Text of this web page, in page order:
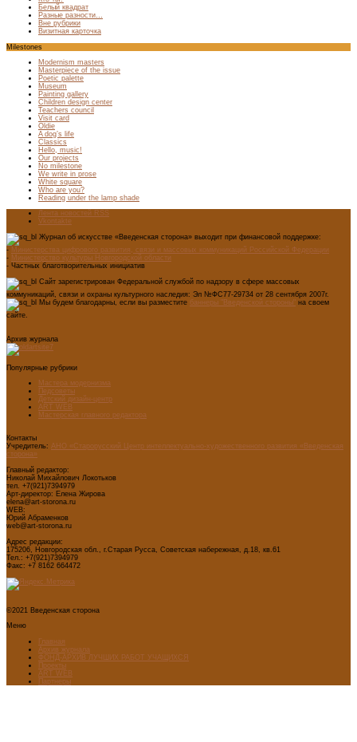
Белый квадрат
Разные разности…
Вне рубрики
Визитная карточка
Milestones
Modernism masters
Masterpiece of the issue
Poetic palette
Museum
Painting gallery
Children design center
Teachers council
Visit card
Oldie
A dog’s life
Classics
Hello, music!
Our projects
No milestone
We write in prose
White square
Who are you?
Reading under the lamp shade
Лента новостей RSS
Vkontakte
Журнал об искусстве «Введенская сторона» выходит при финансовой поддержке:
- Министерства цифрового развития, связи и массовых коммуникаций Российской Федерации
- Министерство культуры Новгородской области
- Частных благотворительных инициатив
Сайт зарегистрирован Федеральной службой по надзору в сфере массовых
коммуникаций, связи и охраны культурного наследия: Эл №ФС77-29734 от 28 сентября 2007г.
Мы будем благодарны, если вы разместите баннеры "Введенской стороны" на своем
сайте.
Архив журнала
Популярные рубрики
Мастера модернизма
Педсоветы
Детский дизайн-центр
ART WEB
Мастерская главного редактора
Контакты
Учредитель: АНО «Старорусский Центр интеллектуально-художественного развития «Введенская
сторона»
Главный редактор:
Николай Михайлович Локотьков
тел. +7(921)7394979
Арт-директор: Елена Жирова
elena@art-storona.ru
WEB:
Юрий Абраменков
web@art-storona.ru
Адрес редакции:
175206, Новгородская обл., г.Старая Русса, Советская набережная, д.18, кв.61
Тел.: +7(921)7394979
Факс: +7 8162 664472
©2021 Введенская сторона
Меню
Главная
Архив журнала
ФОНД-АРХИВ ЛУЧШИХ РАБОТ УЧАЩИХСЯ
Проекты
ART WEB
Партнеры